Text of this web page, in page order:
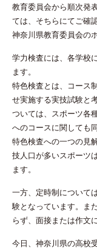
教育委員会から順次発
ては、そちらにてご確
神奈川県教育委員会の
学力検査には、各学校
ます。
特色検査とは、コース
せ実施する実技試験と
ついては、スポーツ各
へのコースに関しても
特色検査への一つの見
技人口が多いスポーツ
ます。
一方、定時制について
験となっています。ま
らず、面接または作文
今日、神奈川県の高校